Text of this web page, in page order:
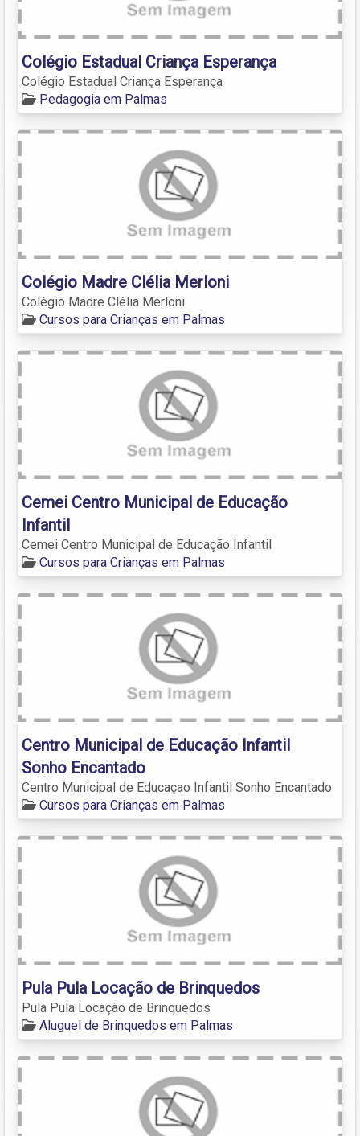
Colégio Estadual Criança Esperança
Colégio Estadual Criança Esperança
Pedagogia em Palmas
Colégio Madre Clélia Merloni
Colégio Madre Clélia Merloni
Cursos para Crianças em Palmas
Cemei Centro Municipal de Educação
Infantil
Cemei Centro Municipal de Educação Infantil
Cursos para Crianças em Palmas
Centro Municipal de Educação Infantil
Sonho Encantado
Centro Municipal de Educaçao Infantil Sonho Encantado
Cursos para Crianças em Palmas
Pula Pula Locação de Brinquedos
Pula Pula Locação de Brinquedos
Aluguel de Brinquedos em Palmas